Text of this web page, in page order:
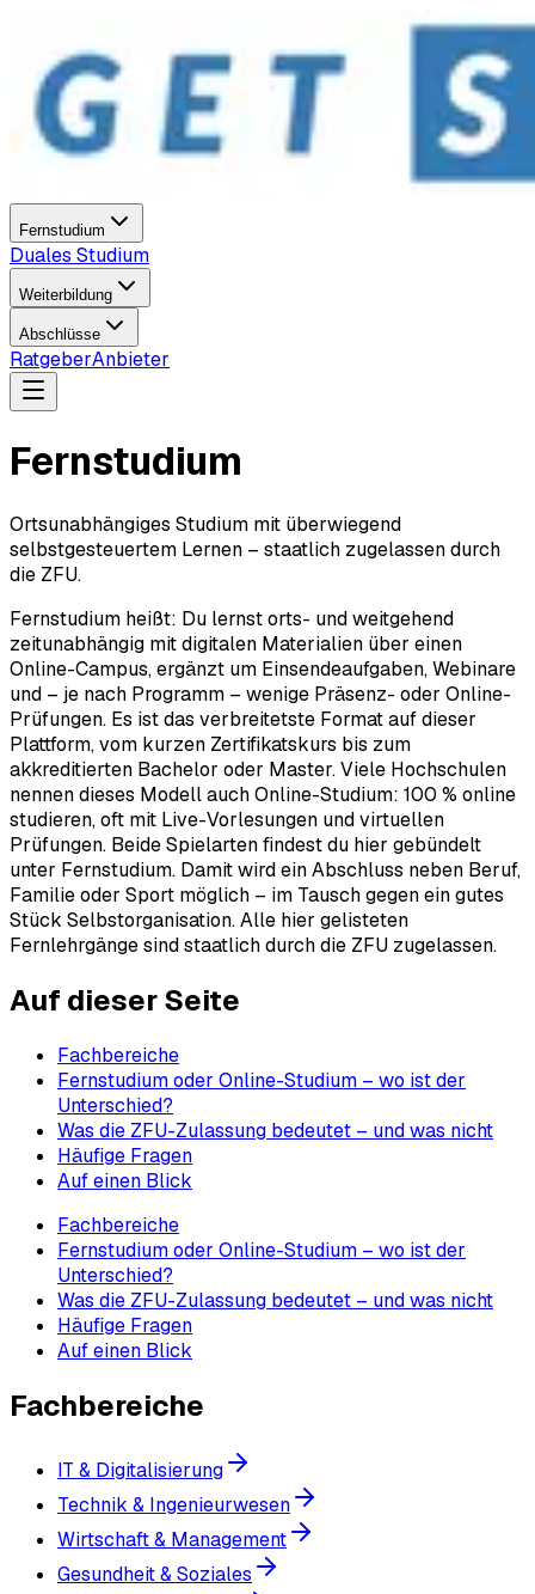
Fernstudium
Duales Studium
Weiterbildung
Abschlüsse
RatgeberAnbieter
Fernstudium
Ortsunabhängiges Studium mit überwiegend
selbstgesteuertem Lernen – staatlich zugelassen durch
die ZFU.
Fernstudium heißt: Du lernst orts- und weitgehend
zeitunabhängig mit digitalen Materialien über einen
Online-Campus, ergänzt um Einsendeaufgaben, Webinare
und – je nach Programm – wenige Präsenz- oder Online-
Prüfungen. Es ist das verbreitetste Format auf dieser
Plattform, vom kurzen Zertifikatskurs bis zum
akkreditierten Bachelor oder Master. Viele Hochschulen
nennen dieses Modell auch Online-Studium: 100 % online
studieren, oft mit Live-Vorlesungen und virtuellen
Prüfungen. Beide Spielarten findest du hier gebündelt
unter Fernstudium. Damit wird ein Abschluss neben Beruf,
Familie oder Sport möglich – im Tausch gegen ein gutes
Stück Selbstorganisation. Alle hier gelisteten
Fernlehrgänge sind staatlich durch die ZFU zugelassen.
Auf dieser Seite
Fachbereiche
Fernstudium oder Online-Studium – wo ist der
Unterschied?
Was die ZFU-Zulassung bedeutet – und was nicht
Häufige Fragen
Auf einen Blick
Fachbereiche
Fernstudium oder Online-Studium – wo ist der
Unterschied?
Was die ZFU-Zulassung bedeutet – und was nicht
Häufige Fragen
Auf einen Blick
Fachbereiche
IT & Digitalisierung
Technik & Ingenieurwesen
Wirtschaft & Management
Gesundheit & Soziales